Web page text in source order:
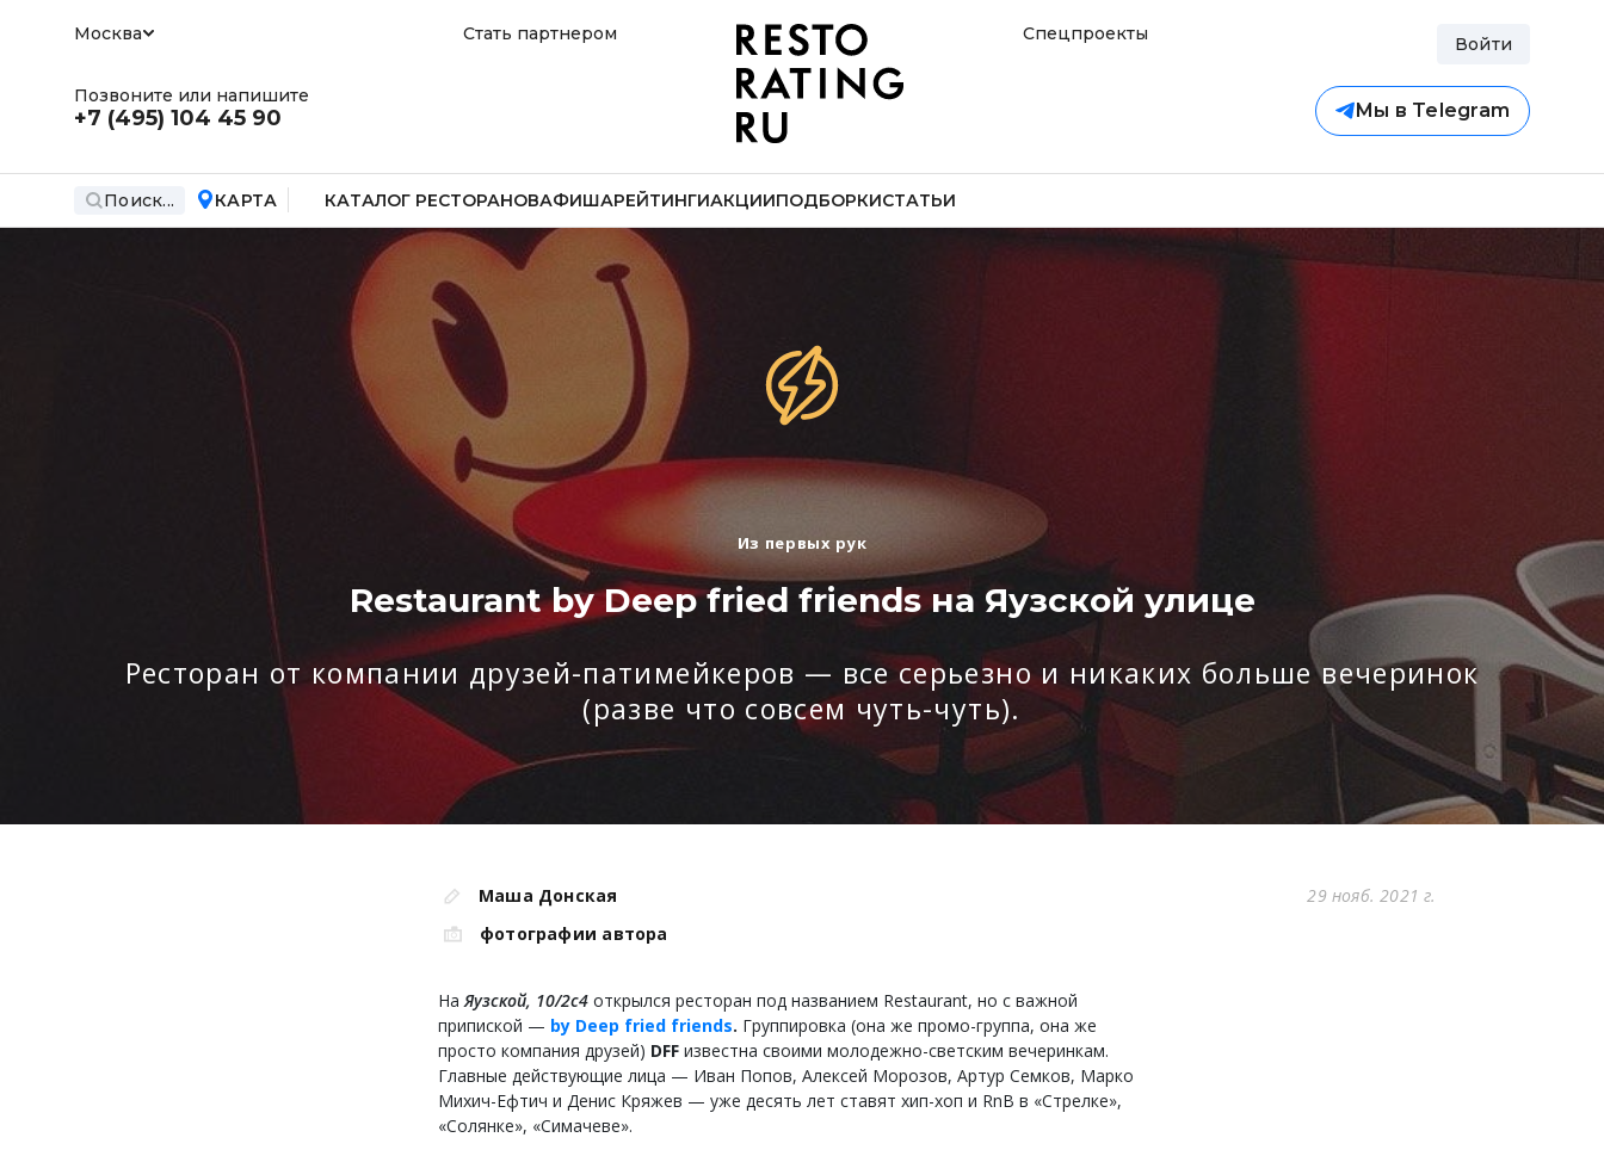
Москва Стать партнером Спецпроекты Войти
Позвоните или напишите
+7 (495) 104 45 90 Мы в Telegram
Поиск... КАРТА КАТАЛОГ РЕСТОРАНОВАФИШАРЕЙТИНГИАКЦИИПОДБОРКИСТАТЬИ
Из первых рук
Restaurant by Deep fried friends на Яузской улице
Ресторан от компании друзей-патимейкеров — все серьезно и никаких больше вечеринок
(разве что совсем чуть-чуть).
Маша Донская
фотографии автора
29 нояб. 2021 г.
НаЯузской, 10/2с4 открылся ресторан под названием Restaurant, но с важной
припиской — by Deep fried friends. Группировка (она же промо-группа, она же
просто компания друзей) DFF известна своими молодежно-светским вечеринкам.
Главные действующие лица — Иван Попов, Алексей Морозов, Артур Семков, Марко
Михич-Ефтич и Денис Кряжев — уже десять лет ставят хип-хоп и RnB в «Стрелке»,
«Солянке», «Симачеве».